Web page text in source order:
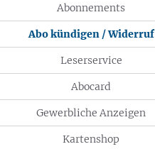
Abonnements
Abo kündigen / Widerruf
Leserservice
Abocard
Gewerbliche Anzeigen
Kartenshop